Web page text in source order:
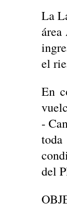
La
el
En
-
del